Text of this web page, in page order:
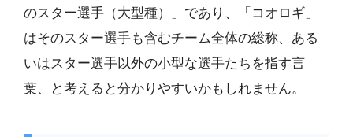
のスター選手（大型種）」であり、「コオロギ」
はそのスター選手も含むチーム全体の総称、ある
いはスター選手以外の小型な選手たちを指す言
葉、と考えると分かりやすいかもしれません。